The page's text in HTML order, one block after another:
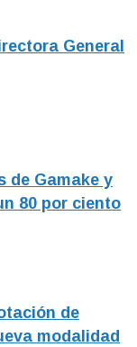
General
de Gamake y
80 por ciento
de
modalidad